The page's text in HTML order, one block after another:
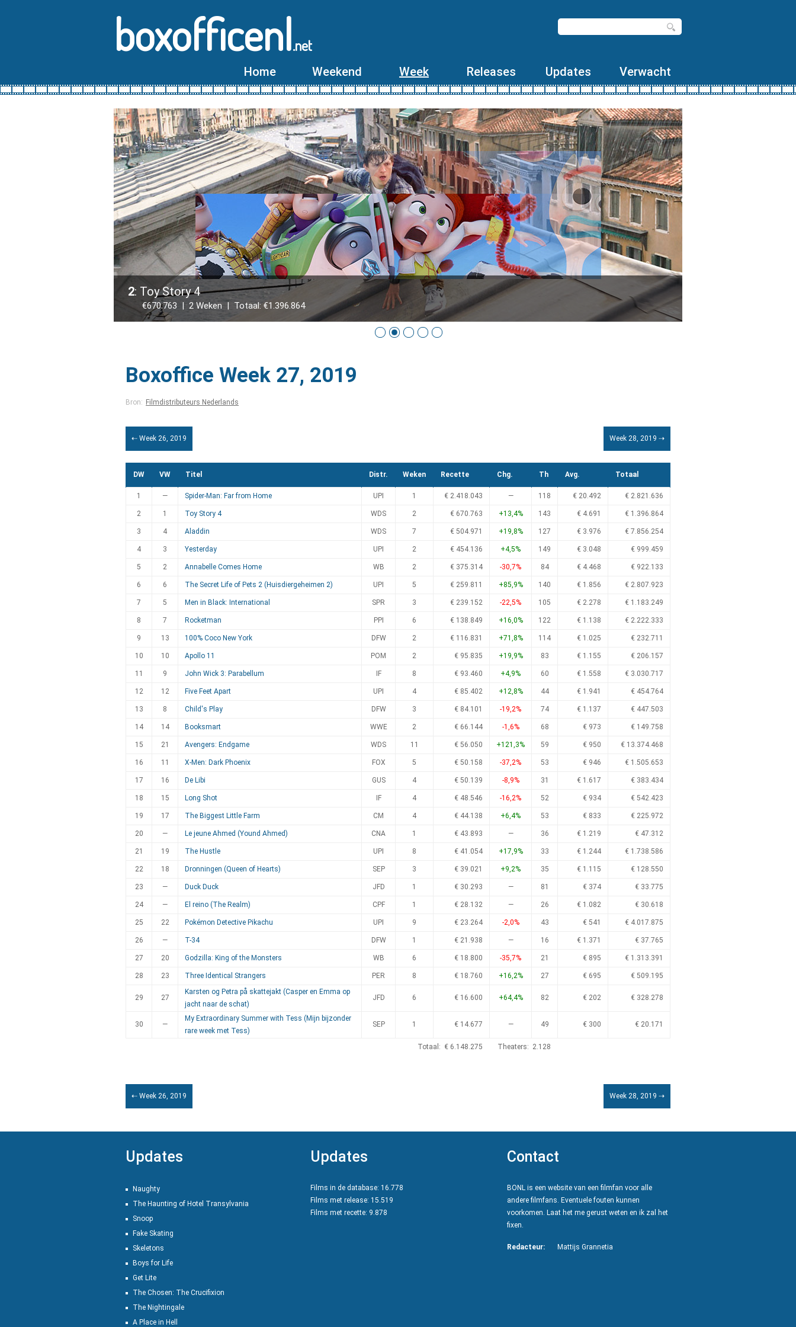
boxofficenl.net
Home Weekend Week Releases Updates Verwacht
2: Toy Story 4
€670.763 | 2 Weken | Totaal: €1.396.864
Boxoffice Week 27, 2019
Bron: Filmdistributeurs Nederlands
⇠ Week 26, 2019 Week 28, 2019 ⇢
DW VW Titel Distr. Weken Recette Chg. Th Avg. Totaal
1 — Spider-Man: Far from Home UPI 1 € 2.418.043 — 118 € 20.492 € 2.821.636
2 1 Toy Story 4 WDS 2 € 670.763 +13,4% 143 € 4.691 € 1.396.864
3 4 Aladdin WDS 7 € 504.971 +19,8% 127 € 3.976 € 7.856.254
4 3 Yesterday UPI 2 € 454.136 +4,5% 149 € 3.048 € 999.459
5 2 Annabelle Comes Home WB 2 € 375.314 -30,7% 84 € 4.468 € 922.133
6 6 The Secret Life of Pets 2 (Huisdiergeheimen 2) UPI 5 € 259.811 +85,9% 140 € 1.856 € 2.807.923
7 5 Men in Black: International SPR 3 € 239.152 -22,5% 105 € 2.278 € 1.183.249
8 7 Rocketman PPI 6 € 138.849 +16,0% 122 € 1.138 € 2.222.333
9 13 100% Coco New York DFW 2 € 116.831 +71,8% 114 € 1.025 € 232.711
10 10 Apollo 11 POM 2 € 95.835 +19,9% 83 € 1.155 € 206.157
11 9 John Wick 3: Parabellum IF 8 € 93.460 +4,9% 60 € 1.558 € 3.030.717
12 12 Five Feet Apart UPI 4 € 85.402 +12,8% 44 € 1.941 € 454.764
13 8 Child's Play DFW 3 € 84.101 -19,2% 74 € 1.137 € 447.503
14 14 Booksmart WWE 2 € 66.144 -1,6% 68 € 973 € 149.758
15 21 Avengers: Endgame WDS 11 € 56.050 +121,3% 59 € 950 € 13.374.468
16 11 X-Men: Dark Phoenix FOX 5 € 50.158 -37,2% 53 € 946 € 1.505.653
17 16 De Libi GUS 4 € 50.139 -8,9% 31 € 1.617 € 383.434
18 15 Long Shot IF 4 € 48.546 -16,2% 52 € 934 € 542.423
19 17 The Biggest Little Farm CM 4 € 44.138 +6,4% 53 € 833 € 225.972
20 — Le jeune Ahmed (Yound Ahmed) CNA 1 € 43.893 — 36 € 1.219 € 47.312
21 19 The Hustle UPI 8 € 41.054 +17,9% 33 € 1.244 € 1.738.586
22 18 Dronningen (Queen of Hearts) SEP 3 € 39.021 +9,2% 35 € 1.115 € 128.550
23 — Duck Duck JFD 1 € 30.293 — 81 € 374 € 33.775
24 — El reino (The Realm) CPF 1 € 28.132 — 26 € 1.082 € 30.618
25 22 Pokémon Detective Pikachu UPI 9 € 23.264 -2,0% 43 € 541 € 4.017.875
26 — T-34 DFW 1 € 21.938 — 16 € 1.371 € 37.765
27 20 Godzilla: King of the Monsters WB 6 € 18.800 -35,7% 21 € 895 € 1.313.391
28 23 Three Identical Strangers PER 8 € 18.760 +16,2% 27 € 695 € 509.195
29 27
Karsten og Petra på skattejakt (Casper en Emma op
jacht naar de schat)
JFD 6 € 16.600 +64,4% 82 € 202 € 328.278
30 —
My Extraordinary Summer with Tess (Mijn bijzonder
rare week met Tess)
SEP 1 € 14.677 — 49 € 300 € 20.171
Totaal: € 6.148.275 Theaters: 2.128
⇠ Week 26, 2019 Week 28, 2019 ⇢
Updates
Naughty
The Haunting of Hotel Transylvania
Snoop
Fake Skating
Skeletons
Boys for Life
Get Lite
The Chosen: The Crucifixion
The Nightingale
A Place in Hell
Updates
Films in de database: 16.778
Films met release: 15.519
Films met recette: 9.878
Contact
BONL is een website van een filmfan voor alle
andere filmfans. Eventuele fouten kunnen
voorkomen. Laat het me gerust weten en ik zal het
fixen.
Redacteur: Mattijs Grannetia